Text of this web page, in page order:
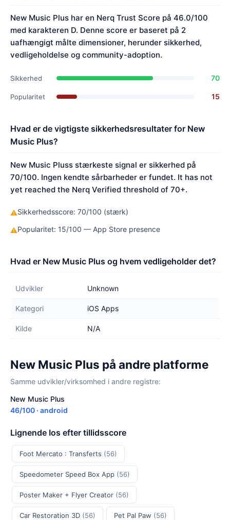
New Music Plus har en Nerq Trust Score på 46.0/100
med karakteren D. Denne score er baseret på 2
uafhængigt målte dimensioner, herunder sikkerhed,
vedligeholdelse og community-adoption.
Sikkerhed 70
Popularitet 15
Hvad er de vigtigste sikkerhedsresultater for New
Music Plus?
New Music Pluss stærkeste signal er sikkerhed på
70/100. Ingen kendte sårbarheder er fundet. It has not
yet reached the Nerq Verified threshold of 70+.
⚠Sikkerhedsscore: 70/100 (stærk)
⚠Popularitet: 15/100 — App Store presence
Hvad er New Music Plus og hvem vedligeholder det?
Udvikler Unknown
Kategori iOS Apps
Kilde N/A
New Music Plus på andre platforme
Samme udvikler/virksomhed i andre registre:
New Music Plus
46/100 · android
Lignende Ios efter tillidsscore
Foot Mercato : Transferts (56)
Speedometer Speed Box App (56)
Poster Maker + Flyer Creator (56)
Car Restoration 3D (56) Pet Pal Paw (56)